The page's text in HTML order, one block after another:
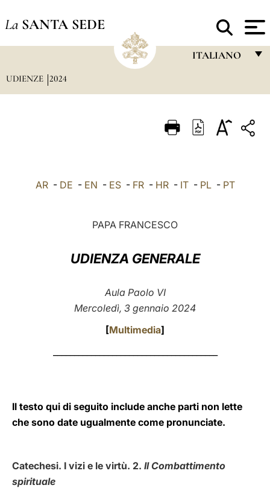
La SANTA SEDE
ITALIANO
ITALIANO
中文
UDIENZE 2024
AR- DE - EN - ES- FR- HR- IT- PL- PT
PAPA FRANCESCO
UDIENZA GENERALE
Aula Paolo VI
Mercoledì, 3 gennaio 2024
[Multimedia]
Il testo qui di seguito include anche parti non lette
che sono date ugualmente come pronunciate.
Catechesi. I vizi e le virtù. 2. Il Combattimento
spirituale